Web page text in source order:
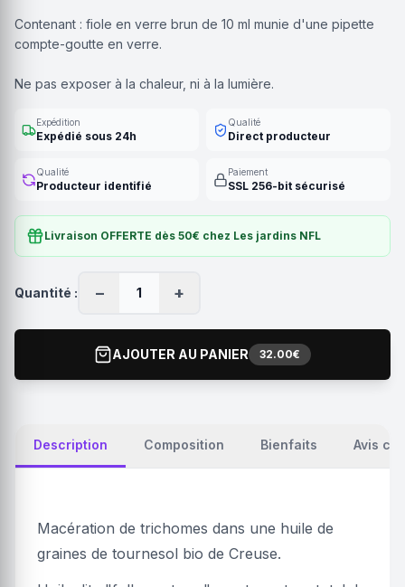
Contenant : fiole en verre brun de 10 ml munie d'une pipette
compte-goutte en verre.
Ne pas exposer à la chaleur, ni à la lumière.
Expédition
Expédié sous 24h
Qualité
Direct producteur
Qualité
Producteur identifié
Paiement
SSL 256-bit sécurisé
Livraison OFFERTE dès 50€ chez Les jardins NFL
Quantité : − 1 +
AJOUTER AU PANIER 32.00€
Description Composition Bienfaits Avis
Macération de trichomes dans une huile de
graines de tournesol bio de Creuse.